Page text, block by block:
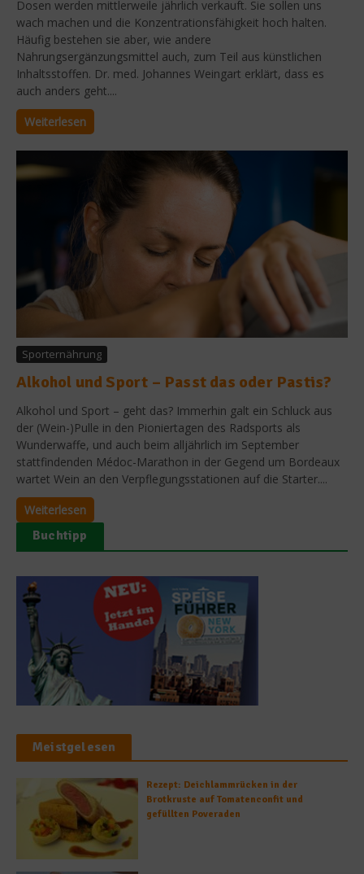
Dosen werden mittlerweile jährlich verkauft. Sie sollen uns
wach machen und die Konzentrationsfähigkeit hoch halten.
Häufig bestehen sie aber, wie andere
Nahrungsergänzungsmittel auch, zum Teil aus künstlichen
Inhaltsstoffen. Dr. med. Johannes Weingart erklärt, dass es
auch anders geht....
Weiterlesen
Sporternährung
Alkohol und Sport – Passt das oder Pastis?
Alkohol und Sport – geht das? Immerhin galt ein Schluck aus
der (Wein-)Pulle in den Pioniertagen des Radsports als
Wunderwaffe, und auch beim alljährlich im September
stattfindenden Médoc-Marathon in der Gegend um Bordeaux
wartet Wein an den Verpflegungsstationen auf die Starter....
Weiterlesen
Buchtipp
Meistgelesen
Rezept: Deichlammrücken in der
Brotkruste auf Tomatenconfit und
gefüllten Poveraden